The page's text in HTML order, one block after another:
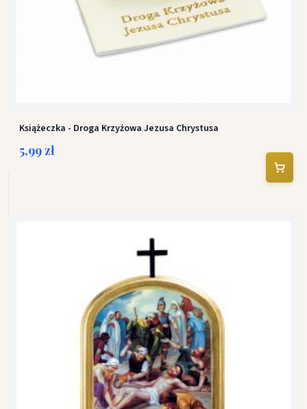
Książeczka - Droga Krzyżowa Jezusa Chrystusa
5,99 zł